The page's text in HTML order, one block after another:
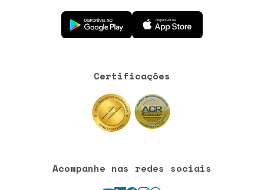
Baixe o aplicativo na Google Play Store
Baixe o aplicativo na App Store
Certificações
Acompanhe nas redes sociais